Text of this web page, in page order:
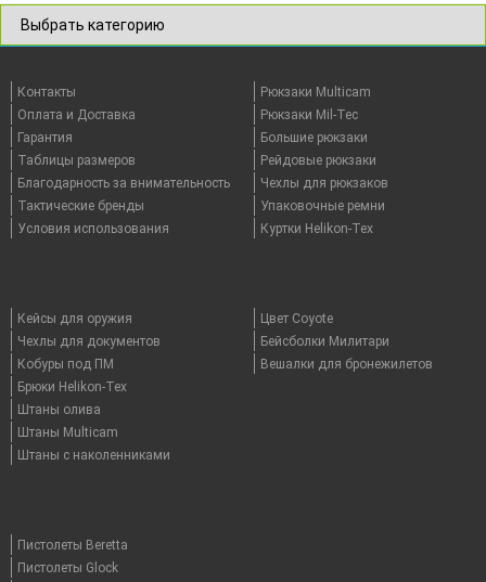
Контакты
Оплата и Доставка
Гарантия
Таблицы размеров
Благодарность за внимательность
Тактические бренды
Условия использования
Рюкзаки Multicam
Рюкзаки Mil-Tec
Большие рюкзаки
Рейдовые рюкзаки
Чехлы для рюкзаков
Упаковочные ремни
Куртки Helikon-Tex
Кейсы для оружия
Чехлы для документов
Кобуры под ПМ
Брюки Helikon-Tex
Штаны олива
Штаны Multicam
Штаны с наколенниками
Цвет Coyote
Бейсболки Милитари
Вешалки для бронежилетов
Пистолеты Beretta
Пистолеты Glock